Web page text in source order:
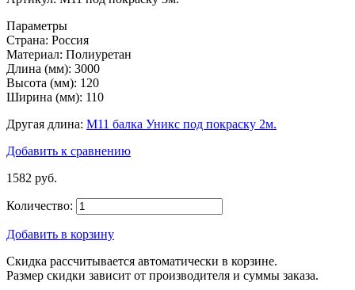
Параметры
Страна: Россия
Материал: Полиуретан
Длина (мм): 3000
Высота (мм): 120
Ширина (мм): 110
Другая длина: М11 балка Уникс под покраску 2м.
Добавить к сравнению
1582 руб.
Количество:
Добавить в корзину
Скидка рассчитывается автоматически в корзине.
Размер скидки зависит от производителя и суммы заказа.